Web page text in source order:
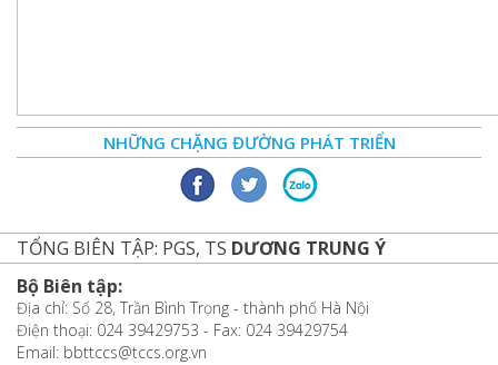
NHỮNG CHẶNG ĐƯỜNG PHÁT TRIỂN
TỔNG BIÊN TẬP: PGS, TS DƯƠNG TRUNG Ý
Bộ Biên tập:
Địa chỉ: Số 28, Trần Bình Trọng - thành phố Hà Nội
Điện thoại: 024 39429753 - Fax: 024 39429754
Email: bbttccs@tccs.org.vn